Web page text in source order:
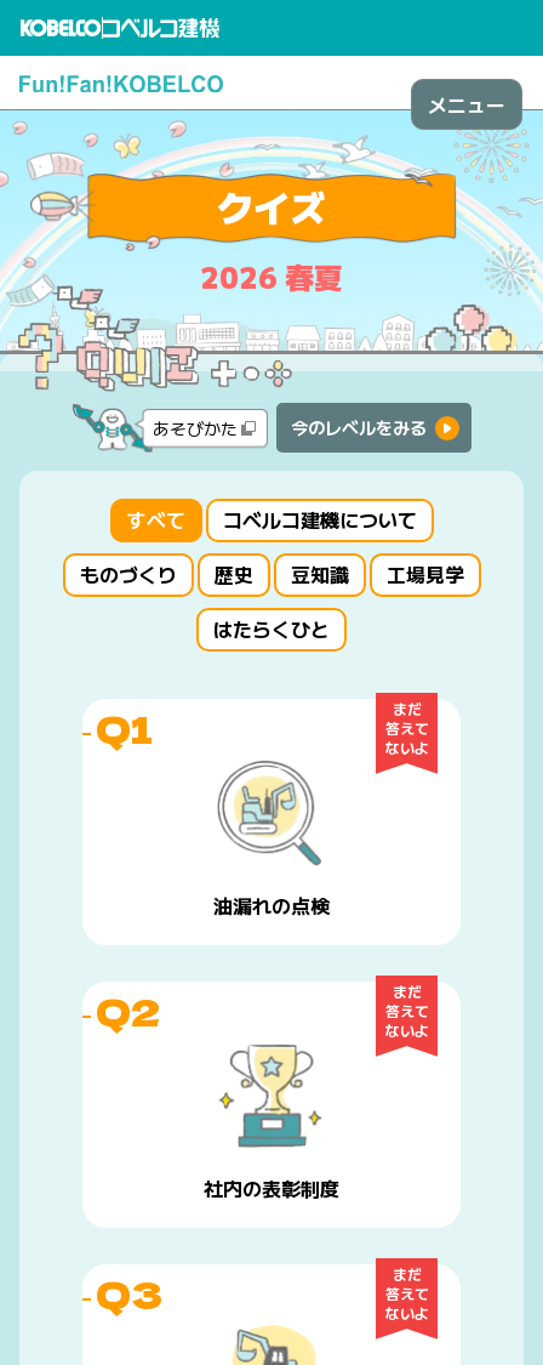
メニュー
クイズ
2026 春夏
あそびかた 今のレベルをみる
すべて
コベルコ建機について
ものづくり
歴史 豆知識
工場見学
はたらくひと
まだ
答えて
ないよ
Q1
油漏れの点検
まだ
答えて
ないよ
Q2
社内の表彰制度
まだ
答えて
ないよ
Q3